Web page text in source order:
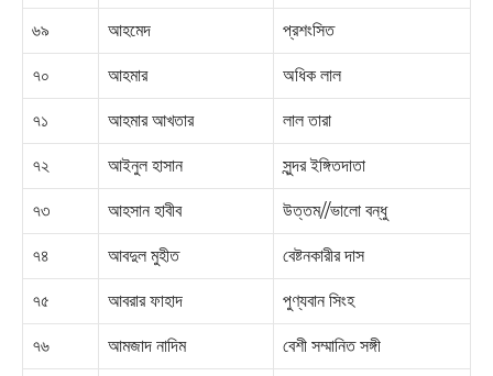
৬৯ আহমেদ প্রশংসিত
৭০ আহমার অধিক লাল
৭১ আহমার আখতার লাল তারা
৭২ আইনুল হাসান সুন্দর ইঙ্গিতদাতা
৭৩ আহসান হাবীব উত্তম//ভালো বন্ধু
৭৪ আবদুল মুহীত বেষ্টনকারীর দাস
৭৫ আবরার ফাহাদ পুণ্যবান সিংহ
৭৬ আমজাদ নাদিম বেশী সম্মানিত সঙ্গী